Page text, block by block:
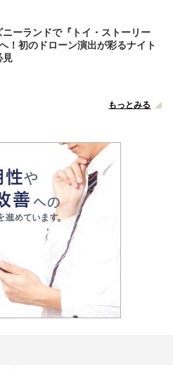
ーランドで『トイ・ストーリー
！初のドローン演出が彩るナイト
見
もっとみる